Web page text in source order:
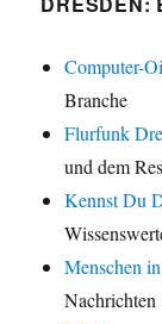
Computer-
Branche
Flurfunk
und dem
Kennst Du
Menschen
Nachrichten